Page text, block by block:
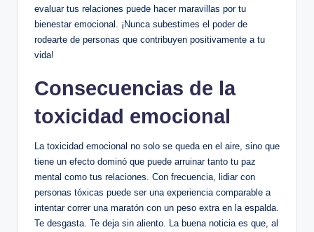
evaluar tus​ relaciones puede hacer maravillas por tu
bienestar emocional. ¡Nunca subestimes el poder de
rodearte de personas que contribuyen positivamente a tu
vida!
Consecuencias ⁤de la
toxicidad emocional
La toxicidad emocional no solo se queda en‌ el aire, sino que
tiene un efecto dominó‍ que puede arruinar tanto tu⁤ paz
mental como tus relaciones. Con frecuencia, lidiar ‍con
personas tóxicas puede ser una‌ experiencia comparable ⁢a
intentar correr una maratón con un peso extra en la espalda.
Te desgasta. Te deja sin aliento. La buena noticia es que, al